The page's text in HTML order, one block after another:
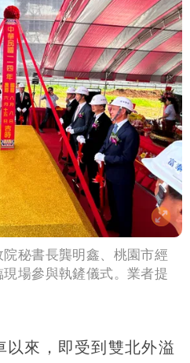
秘書長龔明鑫、桃園市經
場參與執鏟儀式。業者提
來，即受到雙北外溢